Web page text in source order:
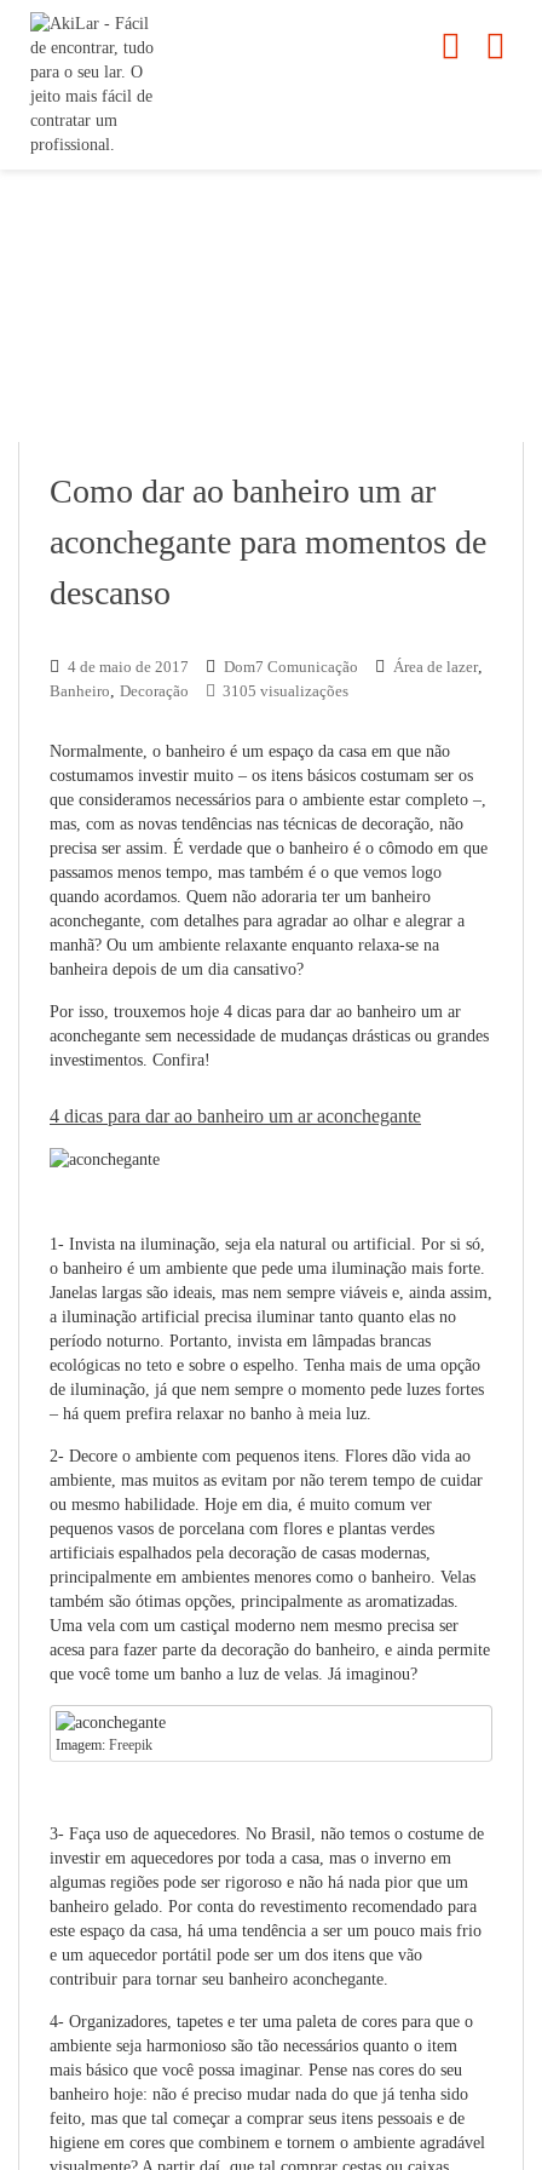
Como dar ao banheiro um ar
aconchegante para momentos de
descanso
4 de maio de 2017 Dom7 Comunicação Área de lazer,
Banheiro, Decoração 3105 visualizações
Normalmente, o banheiro é um espaço da casa em que não
costumamos investir muito – os itens básicos costumam ser os
que consideramos necessários para o ambiente estar completo –,
mas, com as novas tendências nas técnicas de decoração, não
precisa ser assim. É verdade que o banheiro é o cômodo em que
passamos menos tempo, mas também é o que vemos logo
quando acordamos. Quem não adoraria ter um banheiro
aconchegante, com detalhes para agradar ao olhar e alegrar a
manhã? Ou um ambiente relaxante enquanto relaxa-se na
banheira depois de um dia cansativo?
Por isso, trouxemos hoje 4 dicas para dar ao banheiro um ar
aconchegante sem necessidade de mudanças drásticas ou grandes
investimentos. Confira!
4 dicas para dar ao banheiro um ar aconchegante
1- Invista na iluminação, seja ela natural ou artificial. Por si só,
o banheiro é um ambiente que pede uma iluminação mais forte.
Janelas largas são ideais, mas nem sempre viáveis e, ainda assim,
a iluminação artificial precisa iluminar tanto quanto elas no
período noturno. Portanto, invista em lâmpadas brancas
ecológicas no teto e sobre o espelho. Tenha mais de uma opção
de iluminação, já que nem sempre o momento pede luzes fortes
– há quem prefira relaxar no banho à meia luz.
2- Decore o ambiente com pequenos itens. Flores dão vida ao
ambiente, mas muitos as evitam por não terem tempo de cuidar
ou mesmo habilidade. Hoje em dia, é muito comum ver
pequenos vasos de porcelana com flores e plantas verdes
artificiais espalhados pela decoração de casas modernas,
principalmente em ambientes menores como o banheiro. Velas
também são ótimas opções, principalmente as aromatizadas.
Uma vela com um castiçal moderno nem mesmo precisa ser
acesa para fazer parte da decoração do banheiro, e ainda permite
que você tome um banho a luz de velas. Já imaginou?
Imagem: Freepik
3- Faça uso de aquecedores. No Brasil, não temos o costume de
investir em aquecedores por toda a casa, mas o inverno em
algumas regiões pode ser rigoroso e não há nada pior que um
banheiro gelado. Por conta do revestimento recomendado para
este espaço da casa, há uma tendência a ser um pouco mais frio
e um aquecedor portátil pode ser um dos itens que vão
contribuir para tornar seu banheiro aconchegante.
4- Organizadores, tapetes e ter uma paleta de cores para que o
ambiente seja harmonioso são tão necessários quanto o item
mais básico que você possa imaginar. Pense nas cores do seu
banheiro hoje: não é preciso mudar nada do que já tenha sido
feito, mas que tal começar a comprar seus itens pessoais e de
higiene em cores que combinem e tornem o ambiente agradável